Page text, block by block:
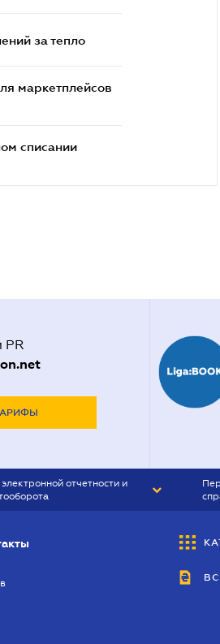
за тепло
маркетплейсов
списании
PR
отчетности и